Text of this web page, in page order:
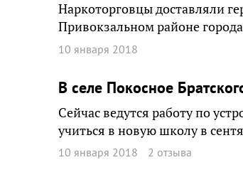
Наркоторговцы доставляли
Привокзальном районе
10 января 2018
В селе Покосное
Сейчас ведутся работу по
учиться в новую школу в
10 января 2018 2 отзыва